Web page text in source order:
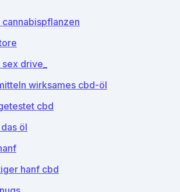
drive_
wirksames cbd-öl
cbd
öl
hanf cbd